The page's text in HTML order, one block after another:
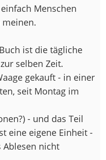
Menschen
ist die tägliche
selben Zeit.
gekauft - in einer
seit Montag im
- und das Teil
eine eigene Einheit -
Ablesen nicht